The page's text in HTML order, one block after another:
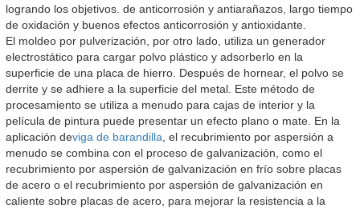
logrando los objetivos. de anticorrosión y antiarañazos, largo tiempo
de oxidación y buenos efectos anticorrosión y antioxidante.
El moldeo por pulverización, por otro lado, utiliza un generador
electrostático para cargar polvo plástico y adsorberlo en la
superficie de una placa de hierro. Después de hornear, el polvo se
derrite y se adhiere a la superficie del metal. Este método de
procesamiento se utiliza a menudo para cajas de interior y la
película de pintura puede presentar un efecto plano o mate. En la
aplicación deviga de barandilla , el recubrimiento por aspersión a
menudo se combina con el proceso de galvanización, como el
recubrimiento por aspersión de galvanización en frío sobre placas
de acero o el recubrimiento por aspersión de galvanización en
caliente sobre placas de acero, para mejorar la resistencia a la